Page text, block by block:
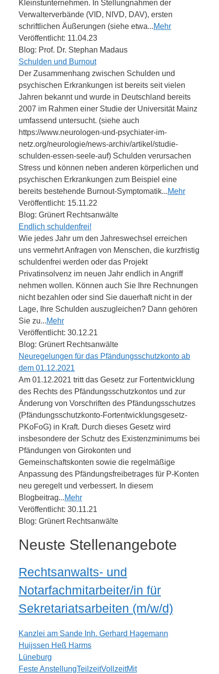
Kleinstunternehmen. In Stellungnahmen der
Verwalterverbände (VID, NIVD, DAV), ersten
schriftlichen Äußerungen (siehe etwa...Mehr
Veröffentlicht: 11.04.23
Blog: Prof. Dr. Stephan Madaus
Schulden und Burnout
Der Zusammenhang zwischen Schulden und
psychischen Erkrankungen ist bereits seit vielen
Jahren bekannt und wurde in Deutschland bereits
2007 im Rahmen einer Studie der Universität Mainz
umfassend untersucht. (siehe auch
https://www.neurologen-und-psychiater-im-
netz.org/neurologie/news-archiv/artikel/studie-
schulden-essen-seele-auf) Schulden verursachen
Stress und können neben anderen körperlichen und
psychischen Erkrankungen zum Beispiel eine
bereits bestehende Burnout-Symptomatik...Mehr
Veröffentlicht: 15.11.22
Blog: Grünert Rechtsanwälte
Endlich schuldenfrei!
Wie jedes Jahr um den Jahreswechsel erreichen
uns vermehrt Anfragen von Menschen, die kurzfristig
schuldenfrei werden oder das Projekt
Privatinsolvenz im neuen Jahr endlich in Angriff
nehmen wollen. Können auch Sie Ihre Rechnungen
nicht bezahlen oder sind Sie dauerhaft nicht in der
Lage, Ihre Schulden auszugleichen? Dann gehören
Sie zu...Mehr
Veröffentlicht: 30.12.21
Blog: Grünert Rechtsanwälte
Neuregelungen für das Pfändungsschutzkonto ab
dem 01.12.2021
Am 01.12.2021 tritt das Gesetz zur Fortentwicklung
des Rechts des Pfändungsschutzkontos und zur
Änderung von Vorschriften des Pfändungsschutzes
(Pfändungsschutzkonto-Fortentwicklungsgesetz-
PKoFoG) in Kraft. Durch dieses Gesetz wird
insbesondere der Schutz des Existenzminimums bei
Pfändungen von Girokonten und
Gemeinschaftskonten sowie die regelmäßige
Anpassung des Pfändungsfreibetrages für P-Konten
neu geregelt und verbessert. In diesem
Blogbeitrag...Mehr
Veröffentlicht: 30.11.21
Blog: Grünert Rechtsanwälte
Neuste Stellenangebote
Rechtsanwalts- und
Notarfachmitarbeiter/in für
Sekretariatsarbeiten (m/w/d)
Kanzlei am Sande Inh. Gerhard Hagemann
Huijssen Heß Harms
Lüneburg
Feste AnstellungTeilzeitVollzeitMit